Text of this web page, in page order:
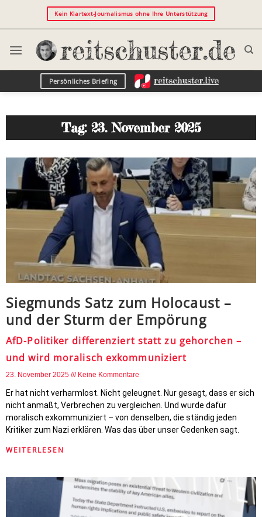
Kein Klartext-Journalismus ohne Ihre Unterstützung
Persönliches Briefing
Tag: 23. November 2025
Siegmunds Satz zum Holocaust –
und der Sturm der Empörung
AfD-Politiker differenziert statt zu gehorchen –
und wird moralisch exkommuniziert
23. November 2025 Keine Kommentare
Er hat nicht verharmlost. Nicht geleugnet. Nur gesagt, dass er sich
nicht anmaßt, Verbrechen zu vergleichen. Und wurde dafür
moralisch exkommuniziert – von denselben, die ständig jeden
Kritiker zum Nazi erklären. Was das über unser Gedenken sagt.
WEITERLESEN